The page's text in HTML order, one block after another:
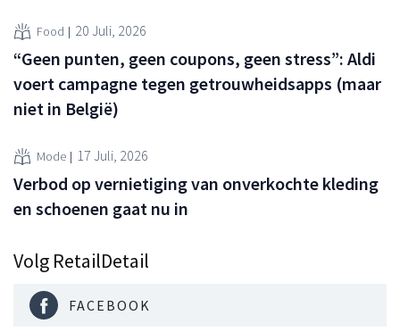
Food 20 Juli, 2026
“Geen punten, geen coupons, geen stress”: Aldi
voert campagne tegen getrouwheidsapps (maar
niet in België)
Mode 17 Juli, 2026
Verbod op vernietiging van onverkochte kleding
en schoenen gaat nu in
Volg RetailDetail
FACEBOOK